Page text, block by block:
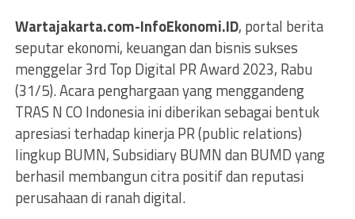
Wartajakarta.com-InfoEkonomi.ID, portal berita
seputar ekonomi, keuangan dan bisnis sukses
menggelar 3rd Top Digital PR Award 2023, Rabu
(31/5). Acara penghargaan yang menggandeng
TRAS N CO Indonesia ini diberikan sebagai bentuk
apresiasi terhadap kinerja PR (public relations)
lingkup BUMN, Subsidiary BUMN dan BUMD yang
berhasil membangun citra positif dan reputasi
perusahaan di ranah digital.